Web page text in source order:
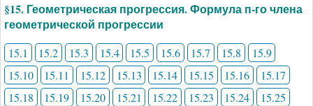
§15. Геометрическая прогрессия. Формула п-го члена
геометрической прогрессии
15.1 15.2 15.3 15.4 15.5 15.6 15.7 15.8
15.9
15.10
15.11 15.12 15.13 15.14 15.15 15.16
15.17
15.18
15.19 15.20 15.21 15.22 15.23 15.24
15.25